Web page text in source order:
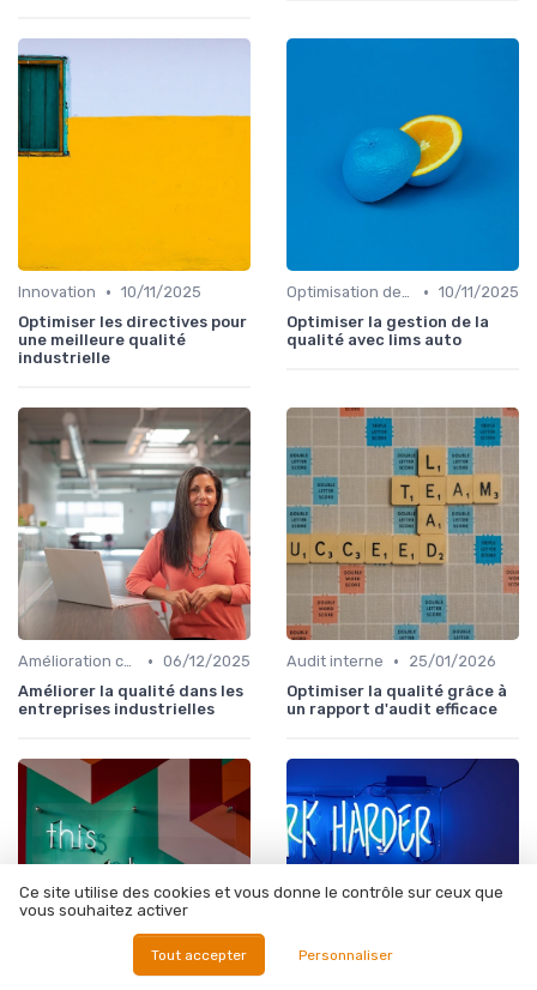
Innovation • 10/11/2025
Optimiser les directives pour
une meilleure qualité
industrielle
Optimisation des processus • 10/11/2025
Optimiser la gestion de la
qualité avec lims auto
Amélioration continue • 06/12/2025
Améliorer la qualité dans les
entreprises industrielles
Audit interne •
25/01/2026
Optimiser la qualité grâce à
un rapport d'audit efficace
Ce site utilise des cookies et vous donne le contrôle sur ceux que
vous souhaitez activer
Tout accepter Personnaliser